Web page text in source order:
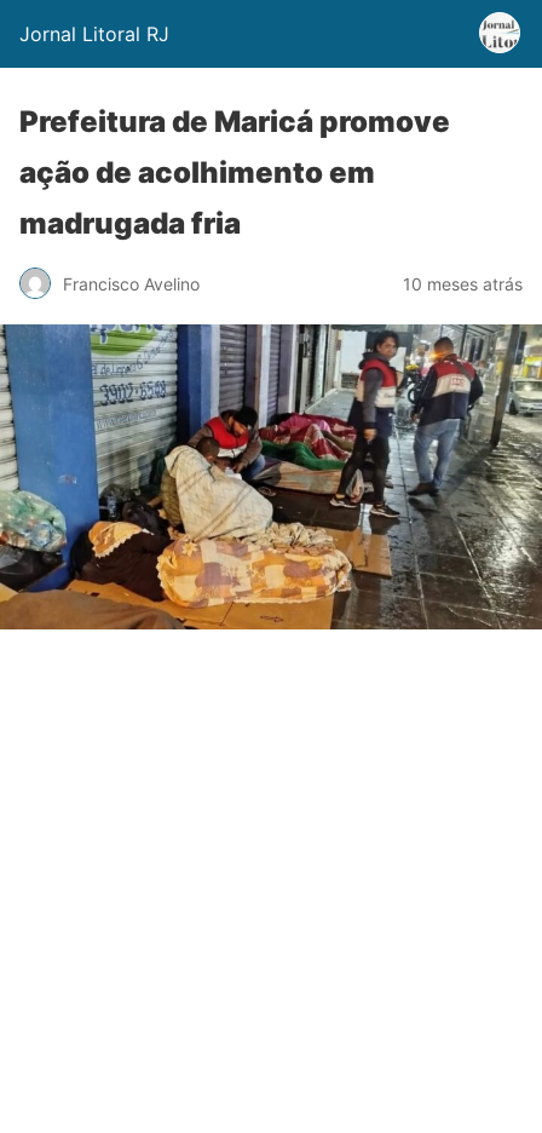
Jornal Litoral RJ
Prefeitura de Maricá promove
ação de acolhimento em
madrugada fria
Francisco Avelino 10 meses atrás